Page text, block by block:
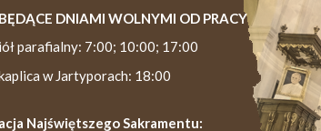
DNIAMI WOLNYMI OD PRACY
parafialny: 7:00; 10:00; 17:00
w Jartyporach: 18:00
Najświętszego Sakramentu: